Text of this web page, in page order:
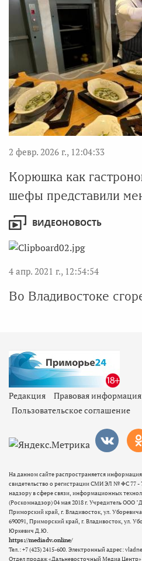
2 февр. 2026 г., 12:04:33
Корюшка как
шефы представили
ВИДЕОНОВОСТЬ
4 апр. 2021 г., 12:54:54
Во Владивостоке
Редакция Правовая информация
Пользовательское соглашение
На данном сайте распространяется
свидетельство о регистрации СМИ ЭЛ № ФС 77 -
надзору в сфере связи, информационных
(Роскомнадзор) 04 мая 2018 г. Учредитель ООО
Приморский край, г. Владивосток, ул.
690091, Приморский край, г. Владивосток, ул.
Юркевич Д.Ю.
https://mediadv.online/
Тел.: +7 (423) 2415-600. Электронный адрес:
Отдел продаж «Дальневосточный Медиа